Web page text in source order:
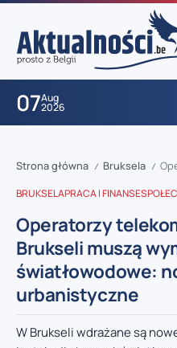
07Aug
2026
Strona główna / Bruksela /
BRUKSELAPRACA I FINANSE
Operatorzy
Brukseli muszą
światłowodowe:
urbanistyczne
W Brukseli wdrażane są